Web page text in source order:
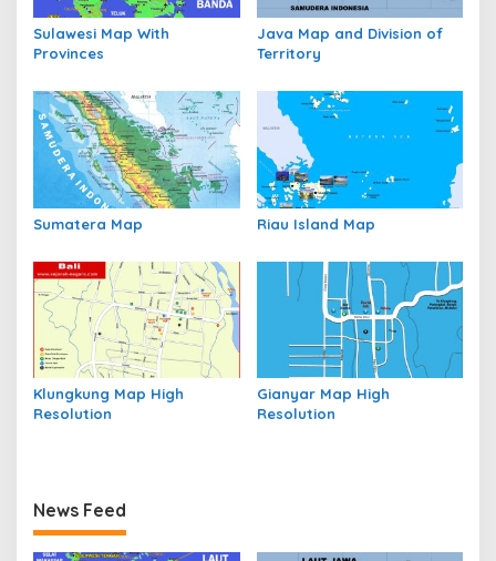
p
o
s
Sulawesi Map With
Provinces
Java Map and Division of
Territory
Sumatera Map Riau Island Map
Klungkung Map High
Resolution
Gianyar Map High
Resolution
News Feed